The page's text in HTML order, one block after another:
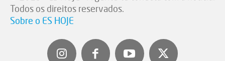
Todos os direitos reservados.
Sobre o ES HOJE